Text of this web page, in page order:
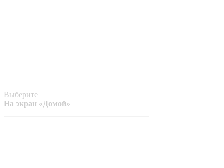
Выберите
На экран «Домой»